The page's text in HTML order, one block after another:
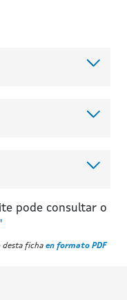
pode consultar o
desta ficha en formato PDF